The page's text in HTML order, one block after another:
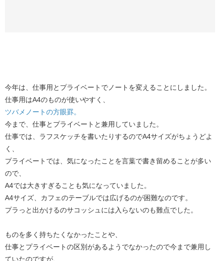
今年は、仕事用とプライベートでノートを変えることにしました。
仕事用はA4のものが使いやすく、
ツバメノートの方眼罫。
今まで、仕事とプライベートと兼用していました。
仕事では、ラフスケッチを書いたりするのでA4サイズがちょうどよ
く、
プライベートでは、気になったことを言葉で書き留めることが多い
ので、
A4では大きすぎることも気になっていました。
A4サイズ、カフェのテーブルでは広げるのが困難なのです。
プラっと出かけるのサコッシュには入らないのも難点でした。
ものを多く持ちたくなかったことや、
仕事とプライベートの区別があるようでなかったので今まで兼用し
ていたのですが、